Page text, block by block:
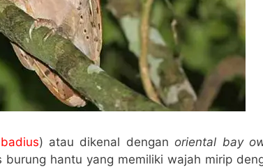
) atau dikenal dengan oriental bay
burung hantu yang memiliki wajah mirip